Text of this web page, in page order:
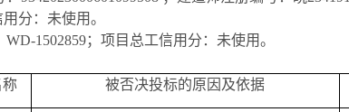
分：未使用。
WD-1502859；项目总工信用分：未使用。
被否决投标的原因及依据